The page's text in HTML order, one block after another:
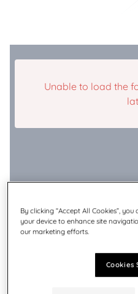
Unable to load the
By clicking “Accept All Cookies”,
your device to enhance site
our marketing efforts.
Cookies